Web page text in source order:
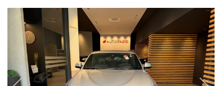
Salva
impostazioni